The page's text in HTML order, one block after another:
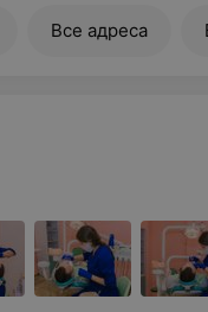
Все адреса